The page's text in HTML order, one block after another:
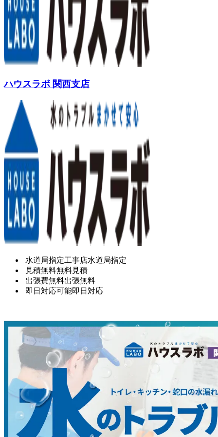
ハウスラボ 関西支店
水道局指定工事店水道局指定
見積無料無料見積
出張費無料出張無料
即日対応可能即日対応